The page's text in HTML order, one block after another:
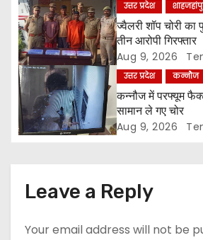
i
o
n
उत्तर प्रदेश
ज्वैलरी शॉप चोरी
तीन आरोपी गिरफ्तार
Aug 9, 2026
उत्तर प्रदेश कन्नौज
कन्नौज में परफ्यूम
सामान ले गए चोर
Aug 9, 2026
Leave a Reply
Your email address will not be